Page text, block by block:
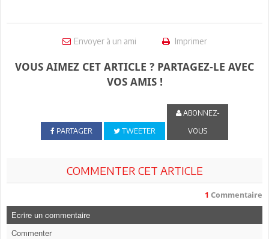
Envoyer à un ami Imprimer
VOUS AIMEZ CET ARTICLE ? PARTAGEZ-LE AVEC
VOS AMIS !
PARTAGER TWEETER
ABONNEZ-
VOUS
COMMENTER CET ARTICLE
1 Commentaire
Ecrire un commentaire
Commenter